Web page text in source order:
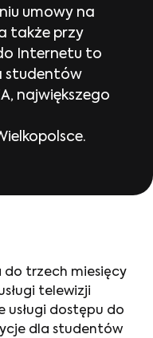
umowy na
także przy
Internetu to
studentów
największego
do trzech miesięcy
telewizji
usługi dostępu do
dla studentów